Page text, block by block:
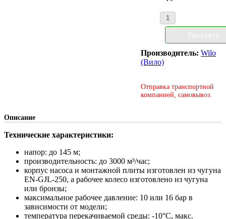
Производитель:Wilo
(Вило)
Отправка транспортной
компанией, самовывоз.
Описание
Технические характеристики:
напор: до 145 м;
производительность: до 3000 м³/час;
корпус насоса и монтажной плиты изготовлен из чугуна
EN-GJL-250, а рабочее колесо изготовлено из чугуна
или бронзы;
максимальное рабочее давление: 10 или 16 бар в
зависимости от модели;
температура перекачиваемой среды: -10°С, макс.